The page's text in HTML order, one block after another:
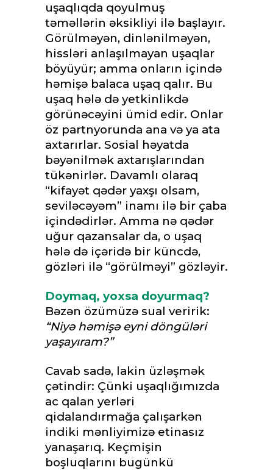
uşaqlıqda qoyulmuş
təməllərin əksikliyi ilə başlayır.
Görülməyən, dinlənilməyən,
hissləri anlaşılmayan uşaqlar
böyüyür; amma onların içində
həmişə balaca uşaq qalır. Bu
uşaq hələ də yetkinlikdə
görünəcəyini ümid edir. Onlar
öz partnyorunda ana və ya ata
axtarırlar. Sosial həyatda
bəyənilmək axtarışlarından
tükənirlər. Davamlı olaraq
“kifayət qədər yaxşı olsam,
seviləcəyəm” inamı ilə bir çaba
içindədirlər. Amma nə qədər
uğur qazansalar da, o uşaq
hələ də içəridə bir küncdə,
gözləri ilə “görülməyi” gözləyir.
Doymaq, yoxsa doyurmaq?
Bəzən özümüzə sual veririk:
“Niyə həmişə eyni döngüləri
yaşayıram?”
Cavab sadə, lakin üzləşmək
çətindir: Çünki uşaqlığımızda
ac qalan yerləri
qidalandırmağa çalışarkən
indiki mənliyimizə etinasız
yanaşarıq. Keçmişin
boşluqlarını bugünkü